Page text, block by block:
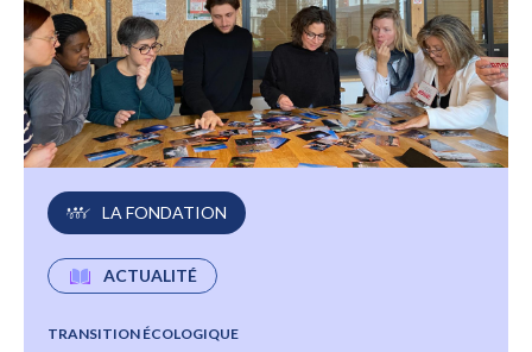
Géants verts
LA FONDATION
ACTUALITÉ
TRANSITION ÉCOLOGIQUE